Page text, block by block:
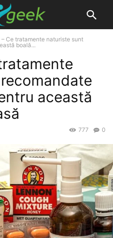
– Ce tratamente naturiste sunt
boală...
această
0
777